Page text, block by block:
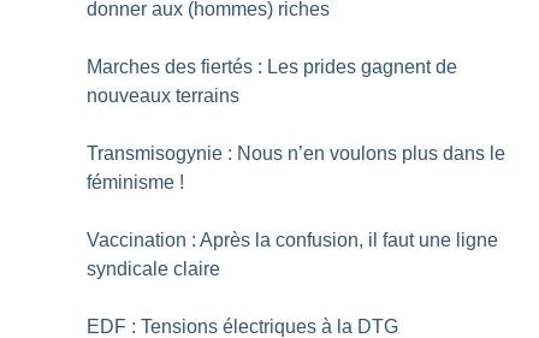
donner aux (hommes) riches
Marches des fiertés : Les prides gagnent de
nouveaux terrains
Transmisogynie : Nous n’en voulons plus dans le
féminisme !
Vaccination : Après la confusion, il faut une ligne
syndicale claire
EDF : Tensions électriques à la DTG